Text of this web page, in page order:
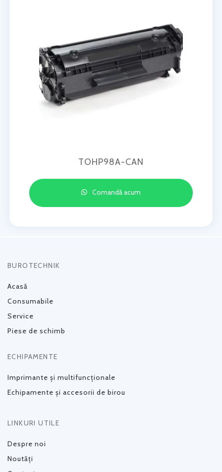
TOHP98A-CAN
Comandă acum
BUROTECHNIK
Acasă
Consumabile
Service
Piese de schimb
ECHIPAMENTE
Imprimante și multifuncționale
Echipamente și accesorii de birou
LINKURI UTILE
Despre noi
Noutăți